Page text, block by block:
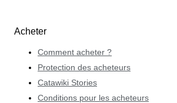
Acheter
Comment acheter ?
Protection des acheteurs
Catawiki Stories
Conditions pour les acheteurs